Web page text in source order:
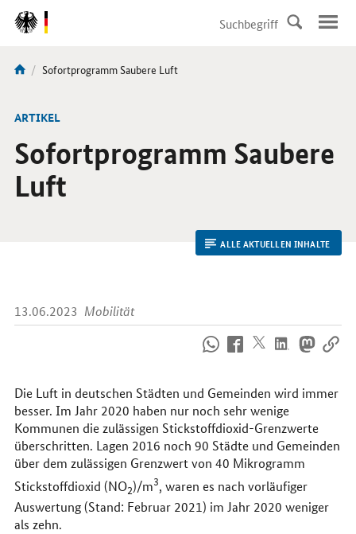
DirektZu:
Navigation
Sie
hier:
Aktuelle
Sofortprogramm Saubere Luft
ARTIKEL
Sofortprogramm Saubere
Luft
ALLE AKTUELLEN INHALTE
13.06.2023 Mobilität
uns
im
Internet
Die Luft in deutschen Städten und Gemeinden wird immer
besser. Im Jahr 2020 haben nur noch sehr wenige
Kommunen die zulässigen Stickstoffdioxid-Grenzwerte
überschritten. Lagen 2016 noch 90 Städte und Gemeinden
über dem zulässigen Grenzwert von 40 Mikrogramm
Stickstoffdioxid (NO2)/m3, waren es nach vorläufiger
Auswertung (Stand: Februar 2021) im Jahr 2020 weniger
als zehn.